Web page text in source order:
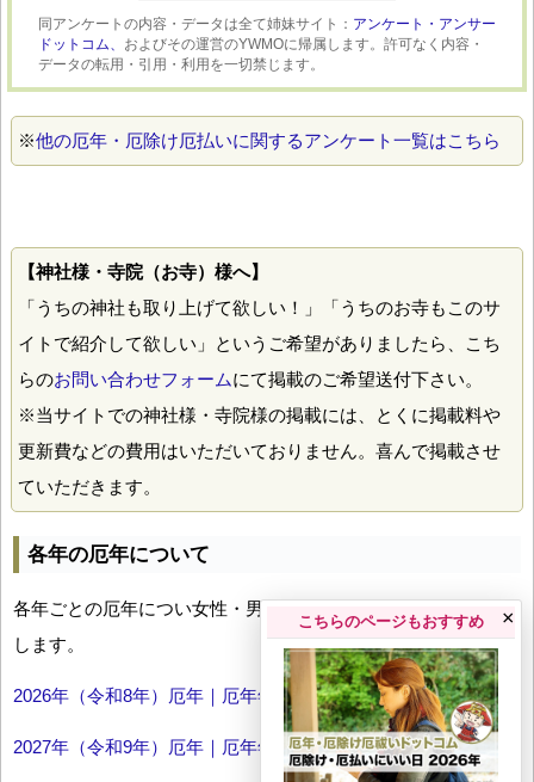
同アンケートの内容・データは全て姉妹サイト： アンケート・アンサー
ドットコム、 およびその運営のYWMOに帰属します。許可なく内容・
データの転用・引用・利用を一切禁じます。
※他の厄年・厄除け厄払いに関するアンケート一覧はこちら
【神社様・寺院（お寺）様へ】
「うちの神社も取り上げて欲しい！」「うちのお寺もこのサ
イトで紹介して欲しい」というご希望がありましたら、こち
らのお問い合わせフォームにて掲載のご希望送付下さい。
※当サイトでの神社様・寺院様の掲載には、とくに掲載料や
更新費などの費用はいただいておりません。喜んで掲載させ
ていただきます。
各年の厄年について
各年ごとの厄年につい女性・男性の年齢早見表とともにお伝え
します。
2026年（令和8年）厄年｜厄年年齢早見表
2027年（令和9年）厄年｜厄年年齢早見表
こちらのページもおすすめ ×